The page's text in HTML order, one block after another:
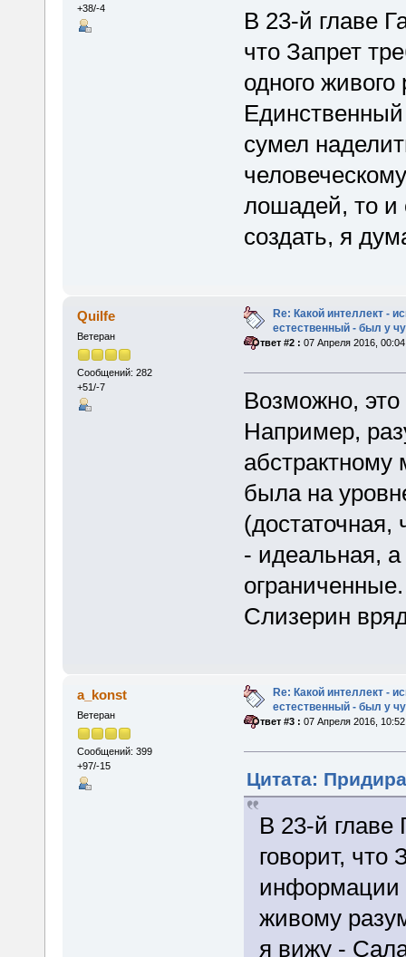
+38/-4
В 23-й главе
что Запрет
одного
сумел
лошадей, то и
создать, я
Quilfe
Ветеран
Сообщений: 282
+51/-7
Re: Какой интеллект -
естественный - был у
«Ответ #2 : 07 Апреля 2016,
Возможно,
Например,
была на
(достаточная,
- идеальная,
Слизерин
a_konst
Ветеран
Сообщений: 399
+97/-15
Re: Какой интеллект -
естественный - был у
«Ответ #3 : 07 Апреля 2016,
Цитата:
В 23-й главе
говорит, что
информации
живому
я вижу -